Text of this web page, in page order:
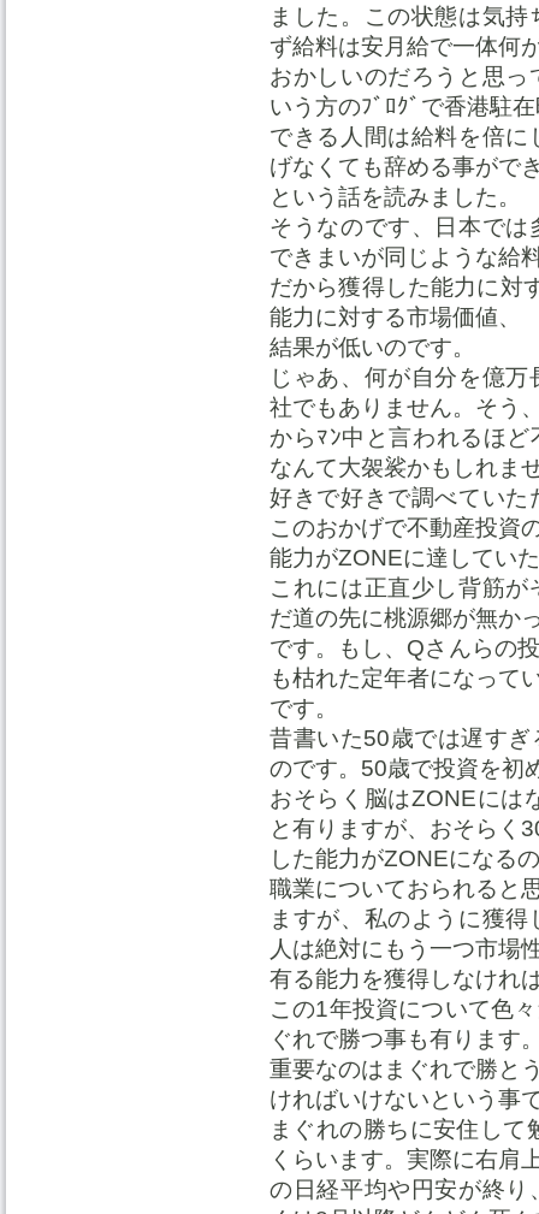
ました。この状態は気
ず給料は安月給で一体何
おかしいのだろうと思
いう方のﾌﾞﾛｸﾞで香港駐
できる人間は給料を倍
げなくても辞める事がで
という話を読みました。
そうなのです、日本で
できまいが同じような給
だから獲得した能力に対
能力に対する市場価値、
結果が低いのです。
じゃあ、何が自分を億
社でもありません。そう
からﾏﾝ中と言われるほ
なんて大袈裟かもしれま
好きで好きで調べてい
このおかげで不動産投資
能力がZONEに達してい
これには正直少し背筋
だ道の先に桃源郷が無か
です。もし、Qさんらの
も枯れた定年者になって
です。
昔書いた50歳では遅す
のです。50歳で投資を初
おそらく脳はZONEには
と有りますが、おそらく
した能力がZONEになる
職業についておられると
ますが、私のように獲
人は絶対にもう一つ市場
有る能力を獲得しなけれ
この1年投資について色
ぐれで勝つ事も有ります
重要なのはまぐれで勝と
ければいけないという事
まぐれの勝ちに安住して
くらいます。実際に右肩
の日経平均や円安が終